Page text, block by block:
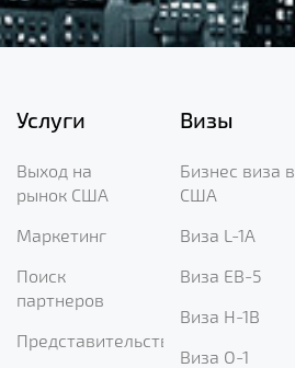
Услуги
Выход на
рынок США
Маркетинг
Поиск
партнеров
Представительство
Визы
Бизнес виза в
США
Виза L-1A
Виза EB-5
Виза H-1B
Виза O-1